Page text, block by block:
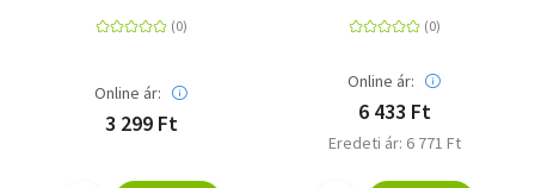
Online ár:
3 299 Ft
Online ár:
6 433 Ft
Eredeti ár: 6 771 Ft